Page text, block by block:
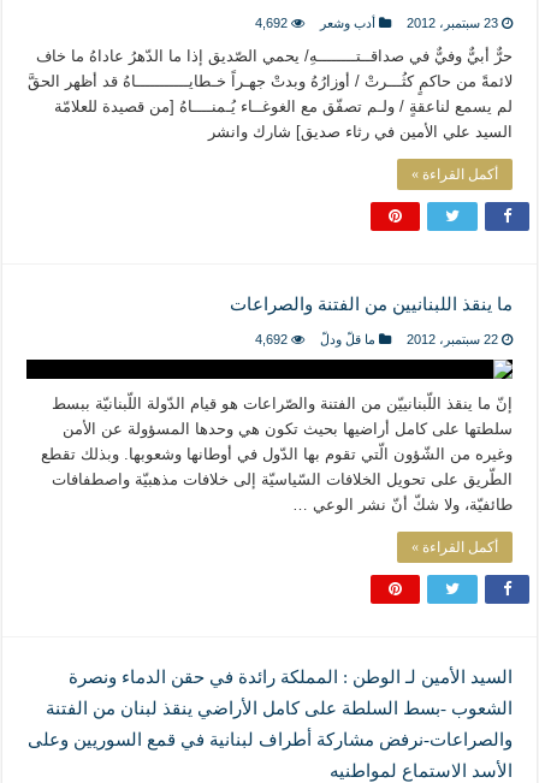
23 سبتمبر، 2012 أدب وشعر 4,692
حرٌّ أبيٌّ وفيٌّ في صداقــتــــــــهِ/ يحمي الصّديق إذا ما الدّهرُ عاداهُ ما خاف
لائمةً من حاكمٍ كثُـــرتْ / أوزارُهُ وبدتْ جهـراً خـطايـــــــــــاهُ قد أظهر الحقَّ
لم يسمع لناعقةٍ / ولـم تصفّق مع الغوغــاء يُـمنــــاهُ [من قصيدة للعلامّة
السيد علي الأمين في رثاء صديق] شارك وانشر
أكمل القراءة »
ما ينقذ اللبنانيين من الفتنة والصراعات
22 سبتمبر، 2012 ما قلّ ودلّ 4,692
إنّ ما ينقذ اللّبنانييّن من الفتنة والصّراعات هو قيام الدّولة اللّبنانيّة ببسط
سلطتها على كامل أراضيها بحيث تكون هي وحدها المسؤولة عن الأمن
وغيره من الشّؤون الّتي تقوم بها الدّول في أوطانها وشعوبها. وبذلك تقطع
الطّريق على تحويل الخلافات السّياسيّة إلى خلافات مذهبيّة واصطفافات
طائفيّة، ولا شكّ أنّ نشر الوعي …
أكمل القراءة »
السيد الأمين لـ الوطن : المملكة رائدة في حقن الدماء ونصرة
الشعوب -بسط السلطة على كامل الأراضي ينقذ لبنان من الفتنة
والصراعات-نرفض مشاركة أطراف لبنانية في قمع السوريين وعلى
الأسد الاستماع لمواطنيه